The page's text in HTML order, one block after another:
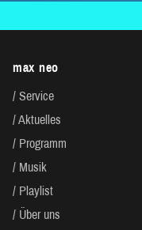
max neo
Service
Aktuelles
Programm
Musik
Playlist
Über uns